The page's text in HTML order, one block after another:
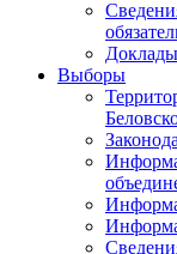
Выборы